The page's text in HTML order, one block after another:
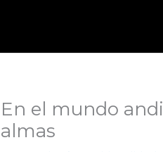
En el mundo
almas